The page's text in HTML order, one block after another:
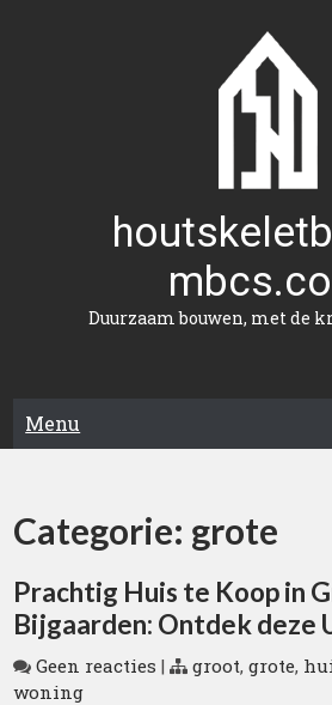
Duurzaam bouwen, met de
Menu
Categorie: grote
Prachtig Huis te Koop in
Bijgaarden: Ontdek deze
Geen reacties | groot,grote,
woning